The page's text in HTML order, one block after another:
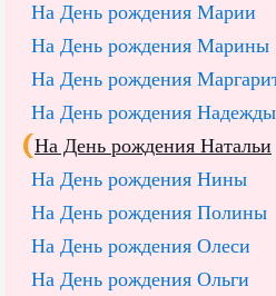
На День рождения Марии
На День рождения Марины
На День рождения
На День рождения Надежды
На День рождения Натальи
На День рождения Нины
На День рождения Полины
На День рождения Олеси
На День рождения Ольги